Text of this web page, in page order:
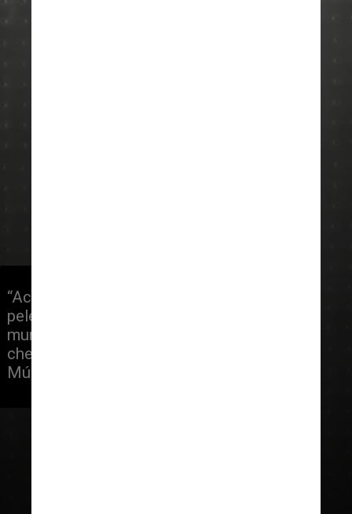
“Acreditava-se anteriormente que sua
pele escureceu durante o processo de
mumificação”, disse Albert Zink,
chefe do Instituto de Estudos de
Múmias da Eurac Research